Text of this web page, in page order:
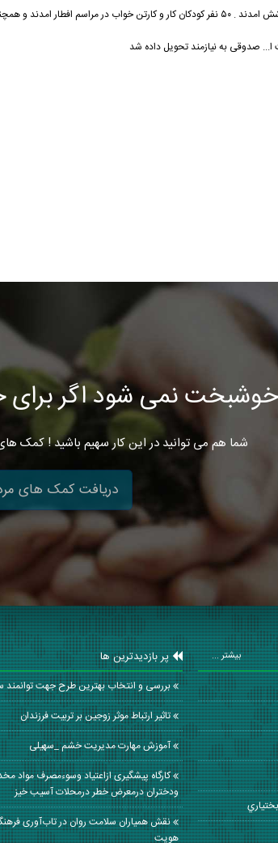
درسفره مهر رمضان خانواده ها ی تحت پوشش امدند . ۵۰ نفر کودکان کار و کارتن خواب
صدوقی به نیازمند تحویل داده شد
نمی شود اگر
شما هم می توانید در این کار سهیم باشید ! کمک
دریافت کمک های
بیشتر ... پر بازدیدترین ها
بررسی و انتخاب بهترین طرح جهت توانمند
تاثیر ارتباط موثر زوجین بر تربیت فرزندان
آموزش مهارت مدیریت خشم _سهیلی
کارگاه پیشگیری ازاعتیاد وسوءمصرف مواد
ودختران درمعرض خطر درمحلات آسیب خیز
نقش همیاران سلامت روان در تاب‌آوری
هویت